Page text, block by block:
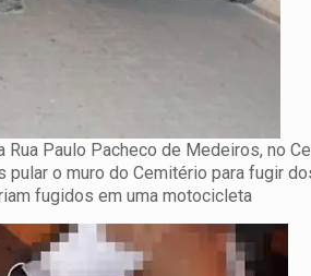
Paulo Pacheco de Medeiros, no
o muro do Cemitério para fugir
fugidos em uma motocicleta